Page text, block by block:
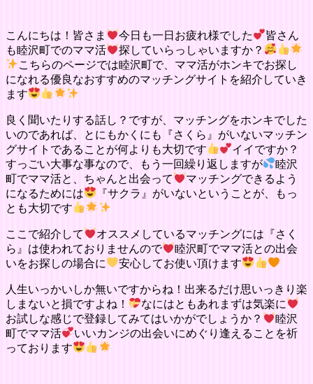
こんにちは！皆さま 今日も一日お疲れ様でした
皆さん
も睦沢町でのママ活
探していらっしゃいますか？
こちらのページでは睦沢町で、ママ活がホンキでお探し
になれる優良なおすすめのマッチングサイトを紹介していき
ます
良く聞いたりする話し？ですが、マッチングをホンキでした
いのであれば、とにもかくにも『さくら』がいないマッチン
グサイトであることが何よりも大切です
イイですか？
すっごい大事な事なので、もう一回繰り返しますが
睦沢
町でママ活と、ちゃんと出会って
マッチングできるよう
になるためには
『サクラ』がいないということが、もっ
とも大切です
ここで紹介して
オススメしているマッチングには『さく
ら』は使われておりませんので
睦沢町でママ活との出会
いをお探しの場合に
安心してお使い頂けます
人生いっかいしか無いですからね！出来るだけ思いっきり楽
しまないと損ですよね！
なにはともあれまずは気楽に
お試しな感じで登録してみてはいかがでしょうか？
睦沢
町でママ活
いいカンジの出会いにめぐり逢えることを祈
っております